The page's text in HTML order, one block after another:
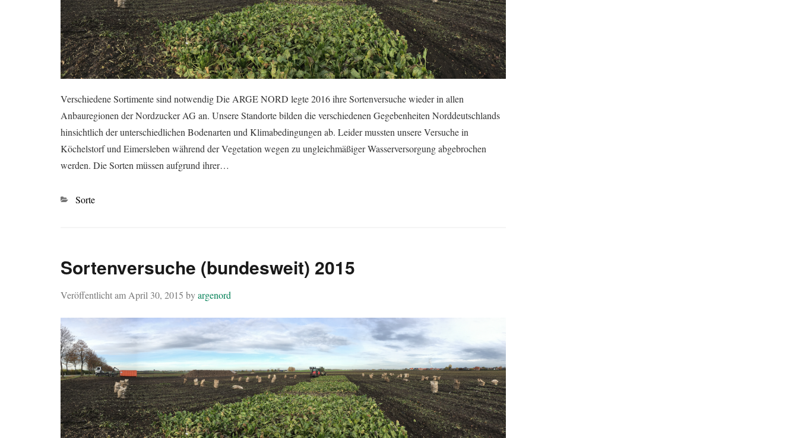
Verschiedene Sortimente sind notwendig Die ARGE NORD legte 2016 ihre Sortenversuche wieder in allen
Anbauregionen der Nordzucker AG an. Unsere Standorte bilden die verschiedenen Gegebenheiten Norddeutschlands
hinsichtlich der unterschiedlichen Bodenarten und Klimabedingungen ab. Leider mussten unsere Versuche in
Köchelstorf und Eimersleben während der Vegetation wegen zu ungleichmäßiger Wasserversorgung abgebrochen
werden. Die Sorten müssen aufgrund ihrer…
Kategorien
Sorte
Sortenversuche (bundesweit) 2015
Veröffentlicht am April 30, 2015 byargenord